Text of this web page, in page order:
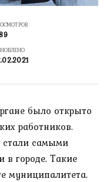
было открыто
работников.
стали самыми
в городе. Такие
муниципалитета.